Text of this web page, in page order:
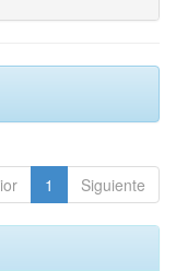
1 Siguiente